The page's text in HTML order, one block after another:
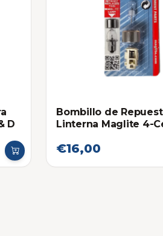
D
Bombillo de
Linterna Maglite 4-
€16,00